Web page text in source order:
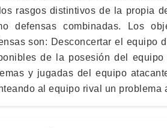
rasgos distintivos de la propia
defensas combinadas. Los
son: Desconcertar el equipo
de la posesión del
y jugadas del equipo
al equipo rival un problema